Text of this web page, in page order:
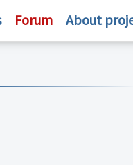
Forum About